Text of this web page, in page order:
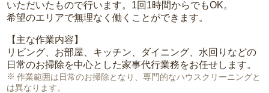
いただいたもので行います。1回1時間からでもOK。
希望のエリアで無理なく働くことができます。
【主な作業内容】
リビング、お部屋、キッチン、ダイニング、水回りなどの
日常のお掃除を中心とした家事代行業務をお任せします。
作業範囲は日常のお掃除となり、専門的なハウスクリーニングと
は異なります。